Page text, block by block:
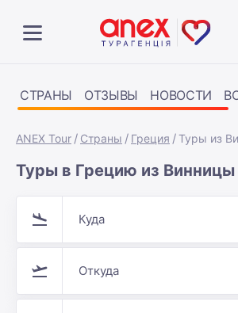
СТРАНЫ ОТЗЫВЫ НОВОСТИ
ANEX Tour Страны Греция Туры из
Туры в Грецию из Винницы
Куда
Откуда